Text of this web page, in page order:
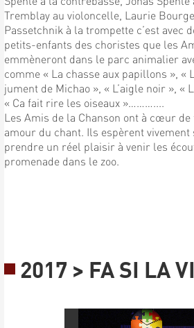
Tremblay au violoncelle, Laurie
Passetchnik à la trompette c’est avec
petits-enfants des choristes que les
emmèneront dans le parc animalier
comme « La chasse aux papillons », «
jument de Michao », « L’aigle noir », «
« Ca fait rire les oiseaux »………....
Les Amis de la Chanson ont à cœur
amour du chant. Ils espèrent
prendre un réel plaisir à venir les
promenade dans le zoo.
2017 > FA SI LA